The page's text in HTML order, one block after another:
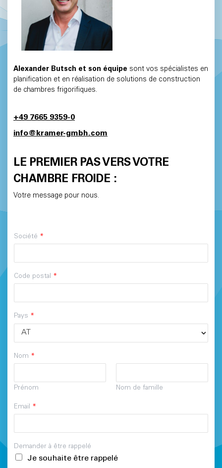
LE PREMIER PAS VERS VOTRE
CHAMBRE FROIDE :
Votre message pour nous.
Société *
Code postal *
Pays *
Nom *
Prénom Nom de famille
Email *
Demander à être rappelé
Je souhaite être rappelé
Alexander Butsch et son équipe sont vos spécialistes en
planification et en réalisation de solutions de construction
de chambres frigorifiques.
+49 7665 9359-0
info@kramer-gmbh.com